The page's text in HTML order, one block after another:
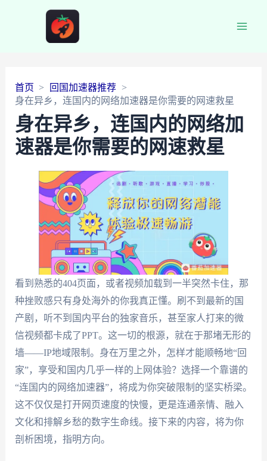
首页
回国加速器推荐
身在异乡，连国内的网络加速器是你需要的网速救星
身在异乡，连国内的网络加
速器是你需要的网速救星
看到熟悉的404页面，或者视频加载到一半突然卡住，那
种挫败感只有身处海外的你我真正懂。刷不到最新的国
产剧，听不到国内平台的独家音乐，甚至家人打来的微
信视频都卡成了PPT。这一切的根源，就在于那堵无形的
墙——IP地域限制。身在万里之外，怎样才能顺畅地“回
家”，享受和国内几乎一样的上网体验？选择一个靠谱的
“连国内的网络加速器”，将成为你突破限制的坚实桥梁。
这不仅仅是打开网页速度的快慢，更是连通亲情、融入
文化和排解乡愁的数字生命线。接下来的内容，将为你
剖析困境，指明方向。